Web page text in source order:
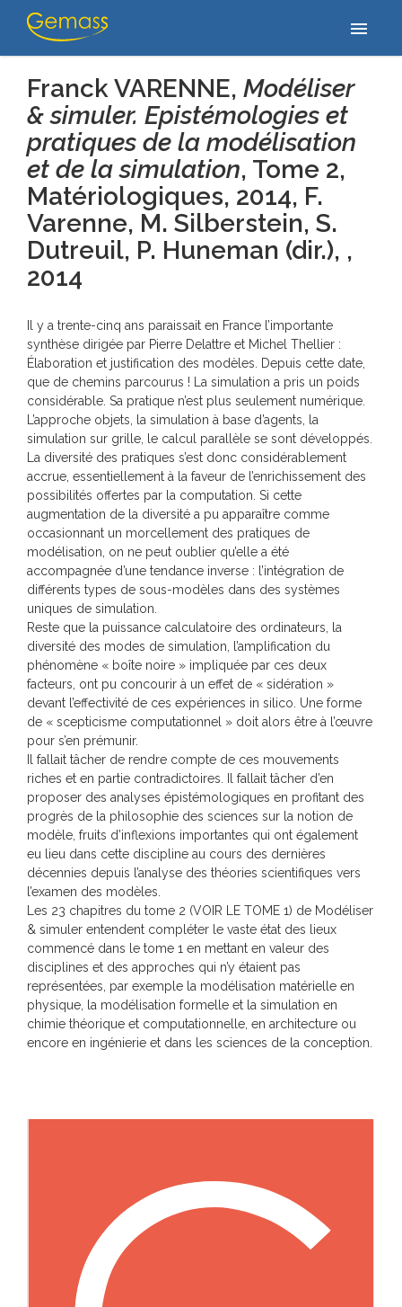
menu
Accueil/Publications
Epistémologies et pratiques de la modélisation et de la simulation,…
Franck VARENNE, Modéliser
& simuler. Epistémologies et
pratiques de la modélisation
et de la simulation, Tome 2,
Matériologiques, 2014, F.
Varenne, M. Silberstein, S.
Dutreuil, P. Huneman (dir.), ,
2014
Il y a trente-cinq ans paraissait en France l’importante
synthèse dirigée par Pierre Delattre et Michel Thellier :
Élaboration et justification des modèles. Depuis cette date,
que de chemins parcourus ! La simulation a pris un poids
considérable. Sa pratique n’est plus seulement numérique.
L’approche objets, la simulation à base d’agents, la
simulation sur grille, le calcul parallèle se sont développés.
La diversité des pratiques s’est donc considérablement
accrue, essentiellement à la faveur de l’enrichissement des
possibilités offertes par la computation. Si cette
augmentation de la diversité a pu apparaître comme
occasionnant un morcellement des pratiques de
modélisation, on ne peut oublier qu’elle a été
accompagnée d’une tendance inverse : l’intégration de
différents types de sous-modèles dans des systèmes
uniques de simulation.
Reste que la puissance calculatoire des ordinateurs, la
diversité des modes de simulation, l’amplification du
phénomène « boîte noire » impliquée par ces deux
facteurs, ont pu concourir à un effet de « sidération »
devant l’effectivité de ces expériences in silico. Une forme
de « scepticisme computationnel » doit alors être à l’œuvre
pour s’en prémunir.
Il fallait tâcher de rendre compte de ces mouvements
riches et en partie contradictoires. Il fallait tâcher d’en
proposer des analyses épistémologiques en profitant des
progrès de la philosophie des sciences sur la notion de
modèle, fruits d’inflexions importantes qui ont également
eu lieu dans cette discipline au cours des dernières
décennies depuis l’analyse des théories scientifiques vers
l’examen des modèles.
Les 23 chapitres du tome 2 (VOIR LE TOME 1) de Modéliser
& simuler entendent compléter le vaste état des lieux
commencé dans le tome 1 en mettant en valeur des
disciplines et des approches qui n’y étaient pas
représentées, par exemple la modélisation matérielle en
physique, la modélisation formelle et la simulation en
chimie théorique et computationnelle, en architecture ou
encore en ingénierie et dans les sciences de la conception.